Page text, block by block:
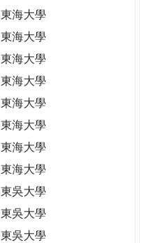
東海大學
東海大學
東海大學
東海大學
東海大學
東海大學
東海大學
東海大學
東吳大學
東吳大學
東吳大學